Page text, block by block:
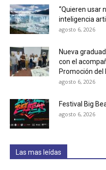
“Quieren usar
inteligencia
agosto 6, 2026
Nueva
con el
Promoción del
agosto 6, 2026
Festival Big
agosto 6, 2026
Las mas leídas